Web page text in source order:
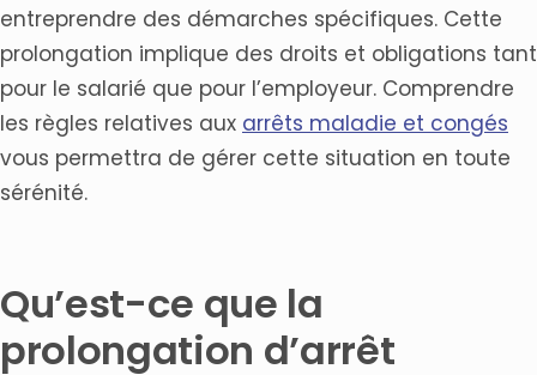
entreprendre des démarches spécifiques. Cette
prolongation implique des droits et obligations tant
pour le salarié que pour l’employeur. Comprendre
les règles relatives aux arrêts maladie et congés
vous permettra de gérer cette situation en toute
sérénité.
Qu’est-ce que la
prolongation d’arrêt